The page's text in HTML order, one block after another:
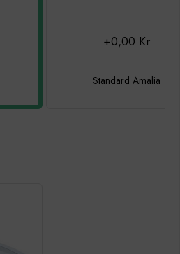
Standard Amalia
+0,00 Kr